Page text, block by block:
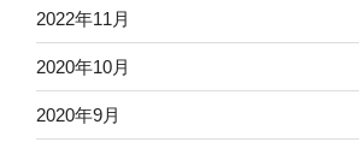
2022年11月
2020年10月
2020年9月